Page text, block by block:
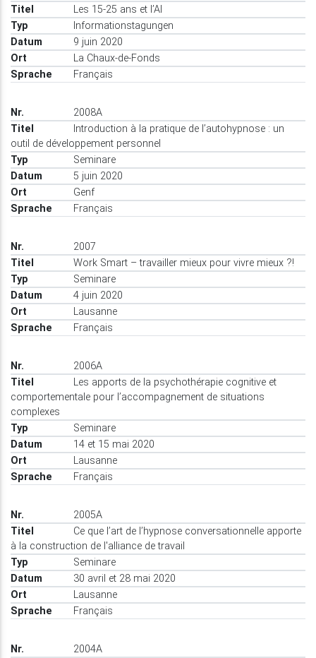
Les 15-25 ans et l’AI
Informationstagungen
9 juin 2020
La Chaux-de-Fonds
Français
2008A
Introduction à la pratique de l’autohypnose : un
outil de développement personnel
Seminare
5 juin 2020
Genf
Français
2007
Work Smart – travailler mieux pour vivre mieux ?!
Seminare
4 juin 2020
Lausanne
Français
2006A
Les apports de la psychothérapie cognitive et
comportementale pour l’accompagnement de situations
complexes
Seminare
14 et 15 mai 2020
Lausanne
Français
2005A
Ce que l’art de l’hypnose conversationnelle apporte
à la construction de l'alliance de travail
Seminare
30 avril et 28 mai 2020
Lausanne
Français
2004A